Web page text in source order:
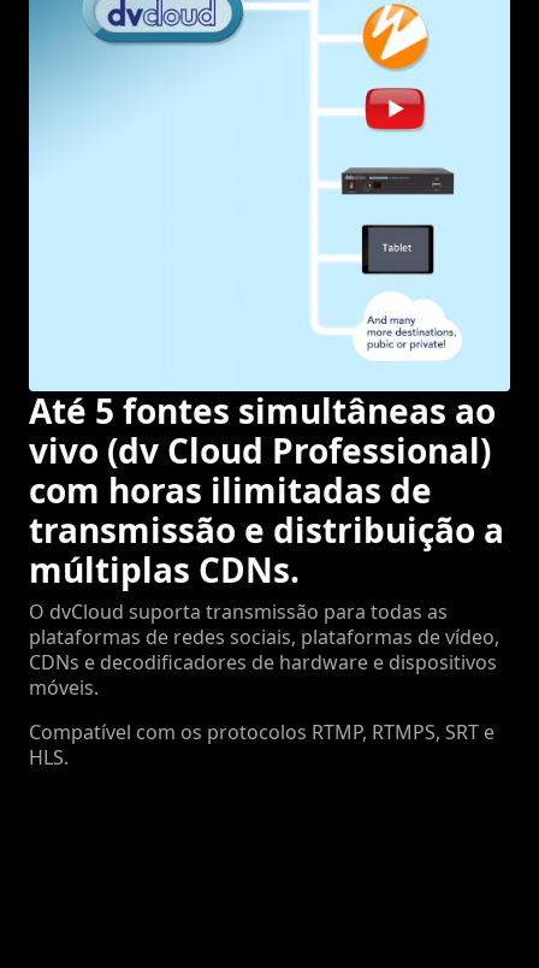
Até 5 fontes simultâneas ao
vivo (dv Cloud Professional)
com horas ilimitadas de
transmissão e distribuição a
múltiplas CDNs.
O dvCloud suporta transmissão para todas as
plataformas de redes sociais, plataformas de vídeo,
CDNs e decodificadores de hardware e dispositivos
móveis.
Compatível com os protocolos RTMP, RTMPS, SRT e
HLS.